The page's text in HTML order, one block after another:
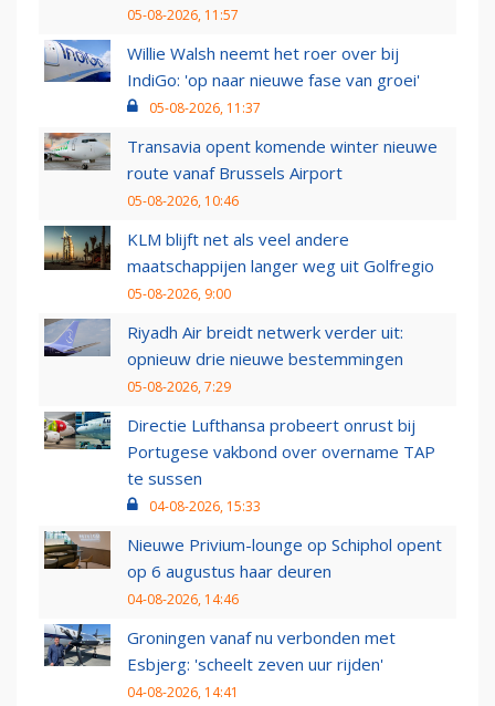
05-08-2026, 11:57
Willie Walsh neemt het roer over bij
IndiGo: 'op naar nieuwe fase van groei'
05-08-2026, 11:37
Transavia opent komende winter nieuwe
route vanaf Brussels Airport
05-08-2026, 10:46
KLM blijft net als veel andere
maatschappijen langer weg uit Golfregio
05-08-2026, 9:00
Riyadh Air breidt netwerk verder uit:
opnieuw drie nieuwe bestemmingen
05-08-2026, 7:29
Directie Lufthansa probeert onrust bij
Portugese vakbond over overname TAP
te sussen
04-08-2026, 15:33
Nieuwe Privium-lounge op Schiphol opent
op 6 augustus haar deuren
04-08-2026, 14:46
Groningen vanaf nu verbonden met
Esbjerg: 'scheelt zeven uur rijden'
04-08-2026, 14:41